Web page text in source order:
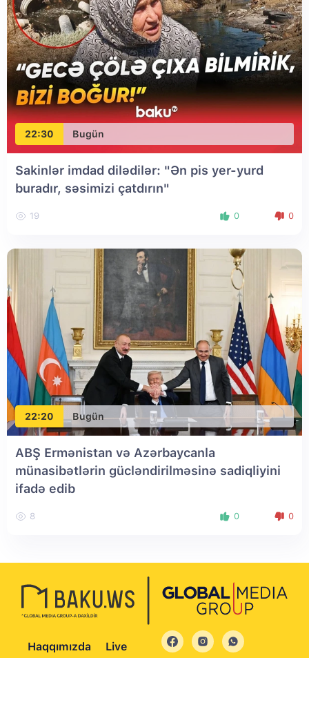
22:30 Bugün
Sakinlər imdad dilədilər: "Ən pis yer-yurd
buradır, səsimizi çatdırın"
19 0 0
22:20 Bugün
ABŞ Ermənistan və Azərbaycanla
münasibətlərin gücləndirilməsinə sadiqliyini
ifadə edib
8 0 0
Haqqımızda Live